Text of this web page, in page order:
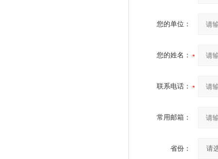
您的单位：
您的姓名：
联系电话：
常用邮箱：
省份：